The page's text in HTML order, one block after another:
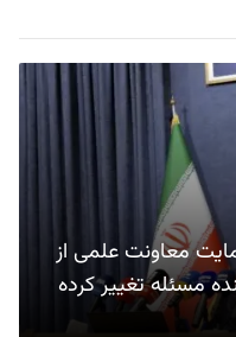
معاونت علمی از
مسئله تغییر کرده